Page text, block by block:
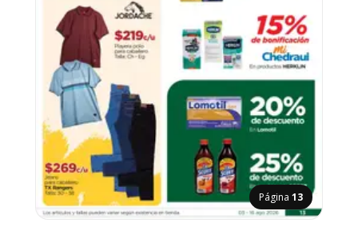
Página 13